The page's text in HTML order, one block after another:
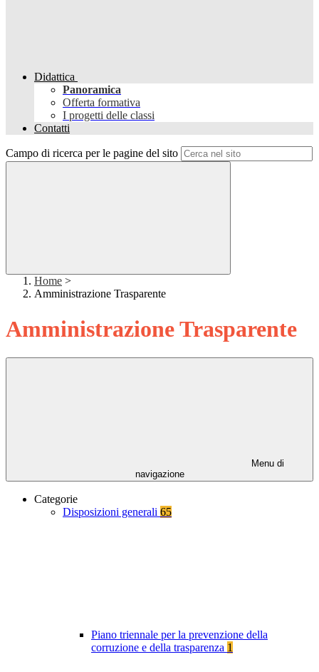
Didattica
Panoramica
Offerta formativa
I progetti delle classi
Contatti
Campo di ricerca per le pagine del sito
Home >
Amministrazione Trasparente
Amministrazione Trasparente
Menu di
navigazione
Categorie
Disposizioni generali 65
Piano triennale per la prevenzione della
corruzione e della trasparenza 1